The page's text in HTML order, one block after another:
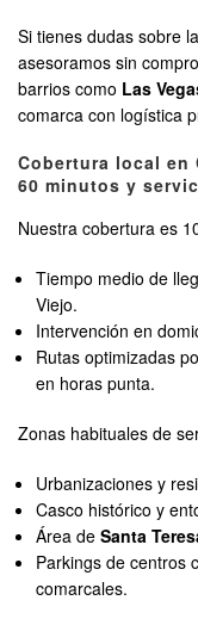
Si tienes dudas sobre
asesoramos sin
barrios como Las
comarca con logística
Cobertura local en
60 minutos y
Nuestra cobertura es
Tiempo medio de
Viejo.
Intervención en
Rutas optimizadas
en horas punta.
Zonas habituales de
Urbanizaciones y
Casco histórico y
Área deSanta
Parkings de centros
comarcales.